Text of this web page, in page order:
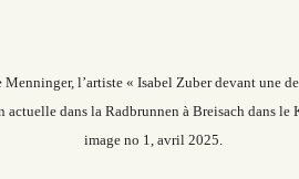
Menninger, l’artiste « Isabel Zuber devant une
actuelle dans la Radbrunnen à Breisach dans le
image no 1, avril 2025.